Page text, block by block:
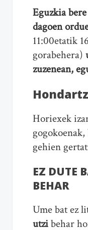
Eguzkia
dagoen
11:00etatik
gorabehera)
zuzenean,
Horiexek
gehien
EZ DUTE
BEHAR
Ume bat ez
utzibehar